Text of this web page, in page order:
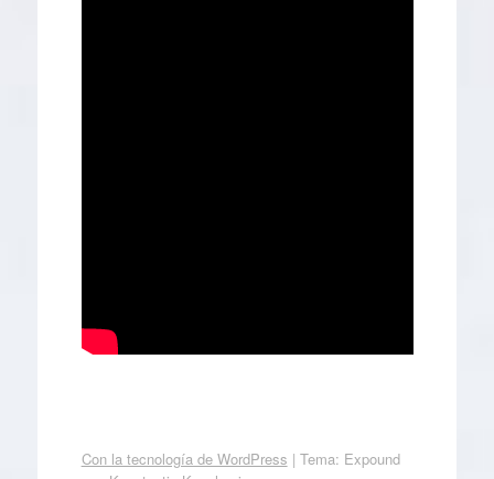
Con la tecnología de WordPress | Tema: Expound